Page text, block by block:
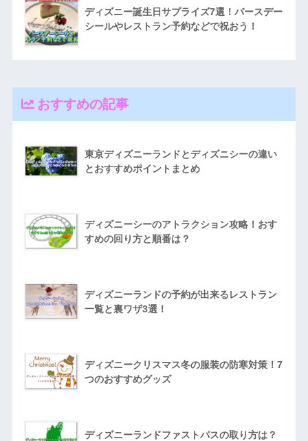
ディズニー誕生日サプライズ7選！バースデー
シールやレストラン予約などで祝おう！
おすすめの記事
東京ディズニーランドとディズニシーの違い
とおすすめポイントまとめ
ディズニーシーのアトラクション攻略！おす
すめの回り方と順番は？
ディズニーランドの予約が出来るレストラン
一覧と裏ワザ3選！
ディズニークリスマス冬の服装の防寒対策！7
つのおすすめグッズ
ディズニーランドファストパスの取り方は？